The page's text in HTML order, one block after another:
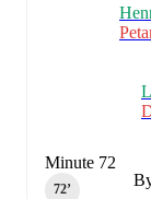
Minute 72
72‎’‎